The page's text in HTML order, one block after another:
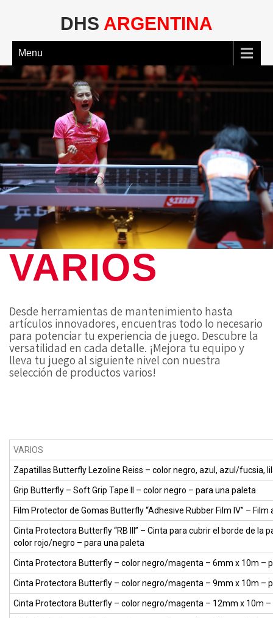
DHS ARGENTINA
Menu
VARIOS
Desde herramientas de mantenimiento hasta
artículos innovadores, encuentras todo lo necesario
para potenciar tu experiencia de juego. Descubre la
versatilidad en cada detalle. ¡Mejora tu equipo y
lleva tu juego al siguiente nivel con nuestra
selección de productos varios!
VARIOS
Zapatillas Butterfly Lezoline Reiss – color negro, azul, azul/fucsia,
Grip Butterfly – Soft Grip Tape II – color negro – para una paleta
Film Protector de Gomas Butterfly “Adhesive Rubber Film IV” – Film
Cinta Protectora Butterfly “RB III” – Cinta para cubrir el borde de la
color rojo/negro – para una paleta
Cinta Protectora Butterfly – color negro/magenta – 6mm x 10m –
Cinta Protectora Butterfly – color negro/magenta – 9mm x 10m –
Cinta Protectora Butterfly – color negro/magenta – 12mm x 10m